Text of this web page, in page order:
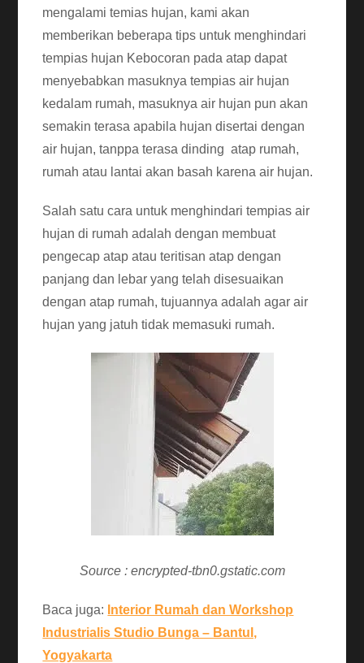
mengalami temias hujan, kami akan
memberikan beberapa tips untuk menghindari
tempias hujan Kebocoran pada atap dapat
menyebabkan masuknya tempias air hujan
kedalam rumah, masuknya air hujan pun akan
semakin terasa apabila hujan disertai dengan
air hujan, tanppa terasa dinding atap rumah,
rumah atau lantai akan basah karena air hujan.
Salah satu cara untuk menghindari tempias air
hujan di rumah adalah dengan membuat
pengecap atap atau teritisan atap dengan
panjang dan lebar yang telah disesuaikan
dengan atap rumah, tujuannya adalah agar air
hujan yang jatuh tidak memasuki rumah.
Source : encrypted-tbn0.gstatic.com
Baca juga: Interior Rumah dan Workshop
Industrialis Studio Bunga – Bantul,
Yogyakarta